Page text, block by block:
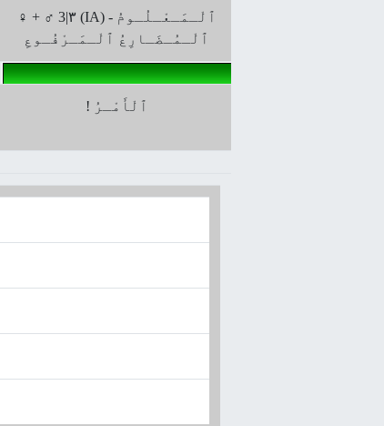
♀ + ♂ 3|۳ (IA) ﭐلْـمَـعْـلُـومُ -
ﭐلْـمُـضَـارِعُ ﭐلْـمَـرْفُـوعِ
! ٱلْأَمْـرُ